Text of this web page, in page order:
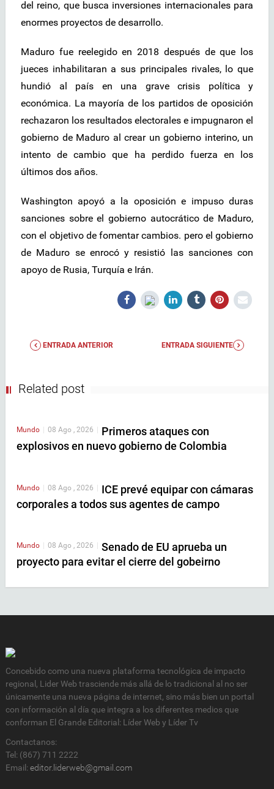
del reino, que busca inversiones internacionales para
enormes proyectos de desarrollo.
Maduro fue reelegido en 2018 después de que los
jueces inhabilitaran a sus principales rivales, lo que
hundió al país en una grave crisis política y
económica. La mayoría de los partidos de oposición
rechazaron los resultados electorales e impugnaron el
gobierno de Maduro al crear un gobierno interino, un
intento de cambio que ha perdido fuerza en los
últimos dos años.
Washington apoyó a la oposición e impuso duras
sanciones sobre el gobierno autocrático de Maduro,
con el objetivo de fomentar cambios. pero el gobierno
de Maduro se enrocó y resistió las sanciones con
apoyo de Rusia, Turquía e Irán.
ENTRADA ANTERIOR ENTRADA SIGUIENTE
Related post
Mundo 08 Ago , 2026
Primeros ataques con
explosivos en nuevo gobierno de Colombia
Mundo 08 Ago , 2026
ICE prevé equipar con cámaras
corporales a todos sus agentes de campo
Mundo 08 Ago , 2026
Senado de EU aprueba un
proyecto para evitar el cierre del gobeirno
Concebido como una nueva plataforma tecnológica de impacto
regional, Lider Web trasciende más allá de lo tradicional al no ser
únicamente una nueva página de internet, sino más bien un portal
con información al día que integra a los diferentes medios que
conforman El Grande Editorial: Líder Web y Líder Tv
Contactanos:
Tel: (867) 711 2222
Email: editor.liderweb@gmail.com